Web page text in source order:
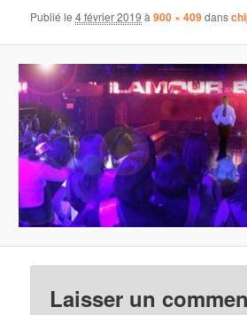
Publié le4 février 2019 à900 × 409dans
Laisser un